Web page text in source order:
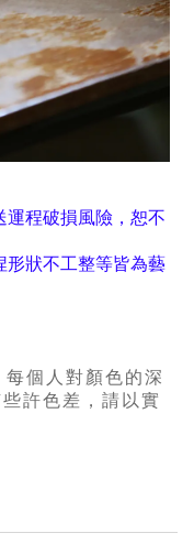
程破損風險，恕不
形狀不工整等皆為藝
個人對顏色的深
許色差， 請以實